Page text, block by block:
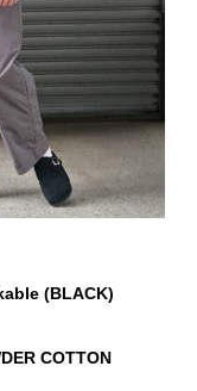
(BLACK)
COTTON